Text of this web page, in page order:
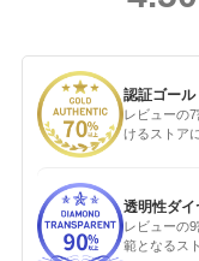
認証ゴール
レビューの
けるストア
透明性ダ
レビューの
範となるス